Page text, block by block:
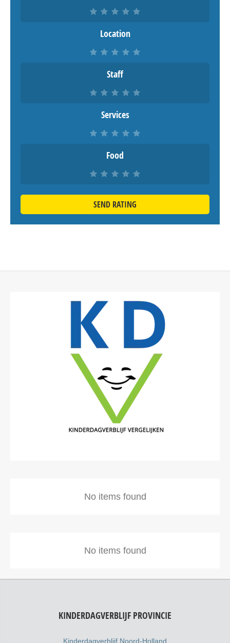
Location
Staff
Services
Food
SEND RATING
No items found
No items found
KINDERDAGVERBLIJF PROVINCIE
Kinderdagverblijf Noord-Holland